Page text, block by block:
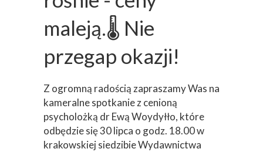
maleją.🌡️ Nie
przegap okazji!
Z ogromną radością zapraszamy Was na
kameralne spotkanie z cenioną
psycholożką dr Ewą Woydyłło, które
odbędzie się 30 lipca o godz. 18.00 w
krakowskiej siedzibie Wydawnictwa